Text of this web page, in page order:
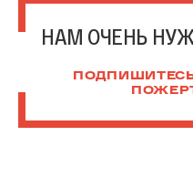
НАМ ОЧЕНЬ